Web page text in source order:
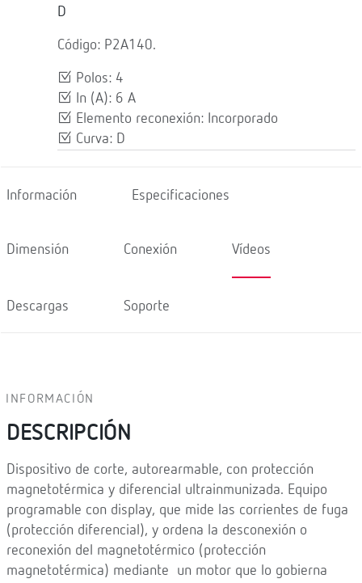
D
Código: P2A140.
Polos: 4
In (A): 6 A
Elemento reconexión: Incorporado
Curva: D
Información Especificaciones
Dimensión Conexión Vídeos
Descargas Soporte
INFORMACIÓN
DESCRIPCIÓN
Dispositivo de corte, autorearmable, con protección
magnetotérmica y diferencial ultrainmunizada. Equipo
programable con display, que mide las corrientes de fuga
(protección diferencial), y ordena la desconexión o
reconexión del magnetotérmico (protección
magnetotérmica) mediante un motor que lo gobierna